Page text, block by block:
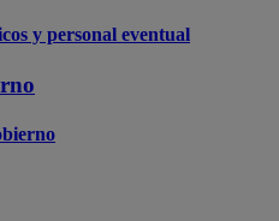
y personal eventual